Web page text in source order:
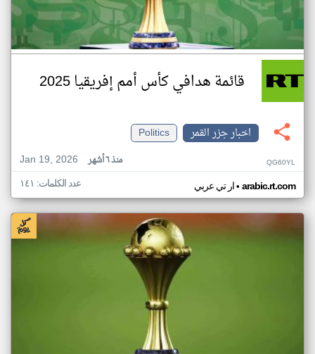
قائمة هدافي كأس أمم إفريقيا 2025
اخبار جزر القمر
Politics
Jan 19, 2026
منذ ٦ أشهر QG60YL
ار تي عربي• arabic.rt.com عدد الكلمات: ١٤١